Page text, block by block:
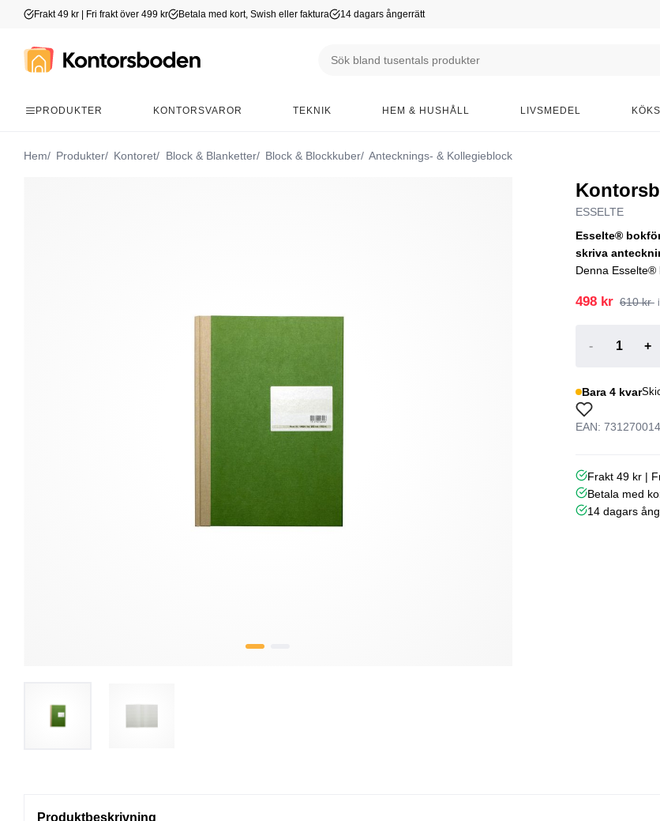
Frakt 49 kr | Fri frakt över 499 kr Betala med kort, Swish eller faktura 14 dagars ångerrätt
PRODUKTER KONTORSVAROR TEKNIK HEM & HUSHÅLL LIVSMEDEL
Hem Produkter Kontoret Block & Blanketter Block & Blockkuber Antecknings- & Kollegieblock
ESSELTE
Esselte®
skriva
Denna Esselte®
498 kr 610 kr
- +
Bara 4 kvar
EAN:
Frakt 49 kr |
Betala med
14 dagars
Produktbeskrivning